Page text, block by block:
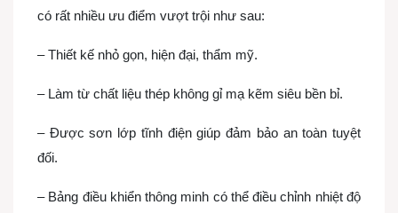
có rất nhiều ưu điểm vượt trội như sau:
– Thiết kế nhỏ gọn, hiện đại, thẩm mỹ.
– Làm từ chất liệu thép không gỉ mạ kẽm siêu bền bỉ.
– Được sơn lớp tĩnh điện giúp đảm bảo an toàn tuyệt
đối.
– Bảng điều khiển thông minh có thể điều chỉnh nhiệt độ